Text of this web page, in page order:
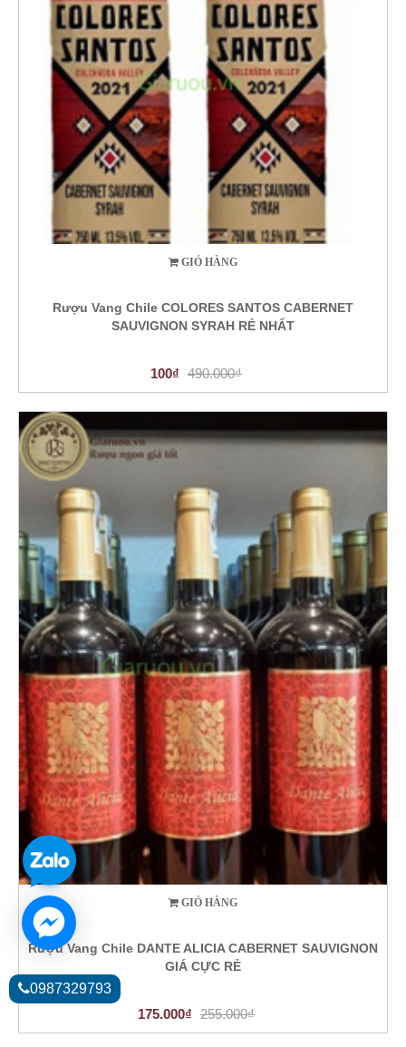
GIỎ HÀNG
Rượu Vang Chile COLORES SANTOS CABERNET
SAUVIGNON SYRAH RẺ NHẤT
100₫ 490.000₫
GIỎ HÀNG
Rượu Vang Chile DANTE ALICIA CABERNET SAUVIGNON
GIÁ CỰC RẺ
175.000₫ 255.000₫
0987329793